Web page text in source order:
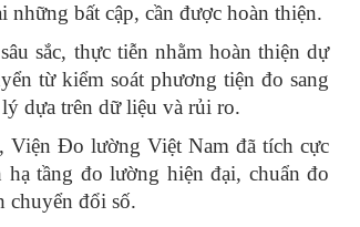
bất cập, cần được hoàn thiện.
sắc, thực tiễn nhằm hoàn thiện dự
từ kiểm soát phương tiện đo sang
dựa trên dữ liệu và rủi ro.
Đo lường Việt Nam đã tích cực
tầng đo lường hiện đại, chuẩn đo
chuyển đổi số.